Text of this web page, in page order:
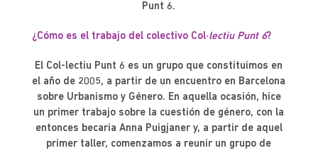
Punt 6.
¿Cómo es el trabajo del colectivo Col·lectiu Punt 6?
El Col-lectiu Punt 6 es un grupo que constituimos en
el año de 2005, a partir de un encuentro en Barcelona
sobre Urbanismo y Género. En aquella ocasión, hice
un primer trabajo sobre la cuestión de género, con la
entonces becaria Anna Puigjaner y, a partir de aquel
primer taller, comenzamos a reunir un grupo de